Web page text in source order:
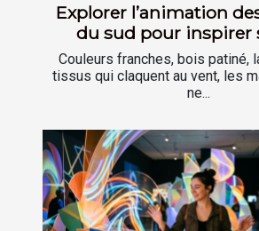
Explorer l’animation
du sud pour inspirer
Couleurs franches, bois patiné,
tissus qui claquent au vent, les
ne...